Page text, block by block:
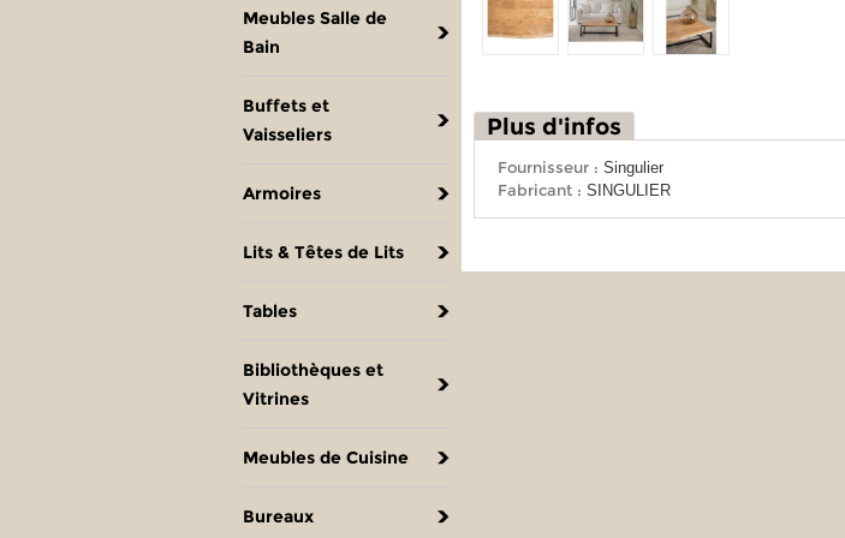
Meubles Salle de
Bain
Buffets et
Vaisseliers
Armoires
Lits & Têtes de Lits
Tables
Bibliothèques et
Vitrines
Meubles de Cuisine
Bureaux
Plus d'infos
Fournisseur : Singulier
Fabricant : SINGULIER